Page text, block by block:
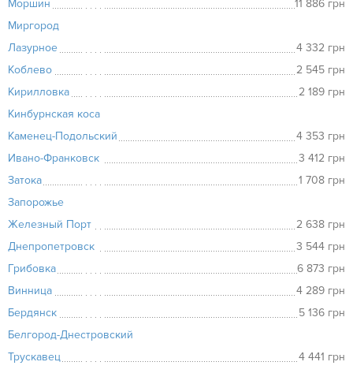
Моршин
11 886 грн
Миргород
Лазурное
4 332 грн
Коблево
2 545 грн
Кирилловка
2 189 грн
Кинбурнская коса
Каменец-Подольский
4 353 грн
Ивано-Франковск
3 412 грн
Затока
1 708 грн
Запорожье
Железный Порт
2 638 грн
Днепропетровск
3 544 грн
Грибовка
6 873 грн
Винница
4 289 грн
Бердянск
5 136 грн
Белгород-Днестровский
Трускавец
4 441 грн